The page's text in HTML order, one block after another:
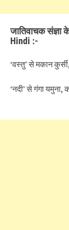
जातिवाचक संज्ञा
Hindi :-
‘वस्तु’ से मकान
‘नदी’ से गंगा यमुना,